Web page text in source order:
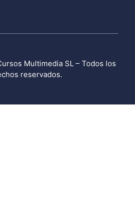
Multimedia SL – Todos los
reservados.